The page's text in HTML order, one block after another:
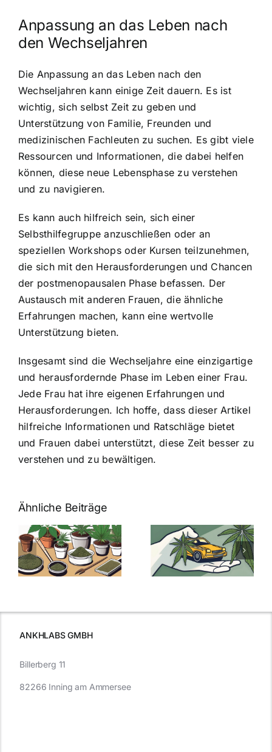
Anpassung an das Leben nach
den Wechseljahren
Die Anpassung an das Leben nach den
Wechseljahren kann einige Zeit dauern. Es ist
wichtig, sich selbst Zeit zu geben und
Unterstützung von Familie, Freunden und
medizinischen Fachleuten zu suchen. Es gibt viele
Ressourcen und Informationen, die dabei helfen
können, diese neue Lebensphase zu verstehen
und zu navigieren.
Es kann auch hilfreich sein, sich einer
Selbsthilfegruppe anzuschließen oder an
speziellen Workshops oder Kursen teilzunehmen,
die sich mit den Herausforderungen und Chancen
der postmenopausalen Phase befassen. Der
Austausch mit anderen Frauen, die ähnliche
Erfahrungen machen, kann eine wertvolle
Unterstützung bieten.
Insgesamt sind die Wechseljahre eine einzigartige
und herausfordernde Phase im Leben einer Frau.
Jede Frau hat ihre eigenen Erfahrungen und
Herausforderungen. Ich hoffe, dass dieser Artikel
hilfreiche Informationen und Ratschläge bietet
und Frauen dabei unterstützt, diese Zeit besser zu
verstehen und zu bewältigen.
Ähnliche Beiträge
Neue THC-
Grenzwert-
Regelung:
Was Sie über
Cannabis und
müssen
Cannabis
Samen
kaufen: Alles
was Sie
ANKHLABS GMBH
Billerberg 11
82266 Inning am Ammersee